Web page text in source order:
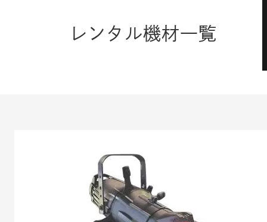
レンタル機材一覧